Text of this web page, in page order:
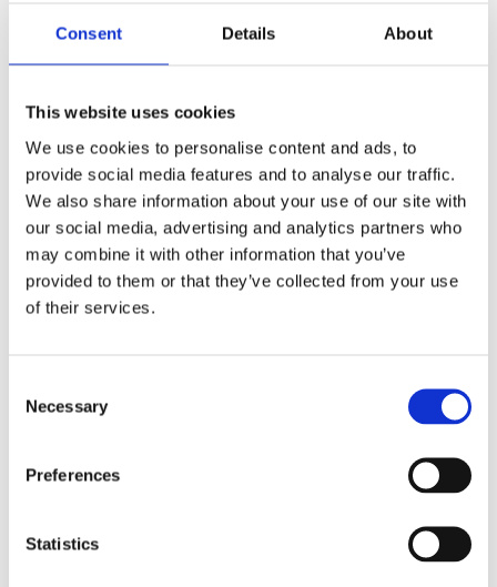
Consent Details About
This website uses cookies
We use cookies to personalise content and ads, to
provide social media features and to analyse our traffic.
We also share information about your use of our site with
our social media, advertising and analytics partners who
may combine it with other information that you’ve
provided to them or that they’ve collected from your use
of their services.
Selection
Necessary
Preferences
Statistics
伸びセンサー
シャフトキット No
冷却ハウジング Yes